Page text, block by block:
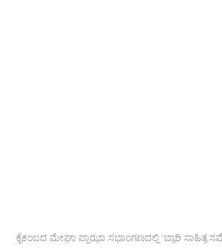
ಕೈಕಂಬದ ಮೇಘಾ ಪ್ಲಾಝಾ ಸಭಾಂಗಣದಲ್ಲಿ ‘ಬ್ಯಾರಿ ಸಾಹಿತ್ಯ